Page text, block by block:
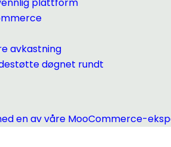
avkastning
døgnet rundt
en av våre MooCommerce-